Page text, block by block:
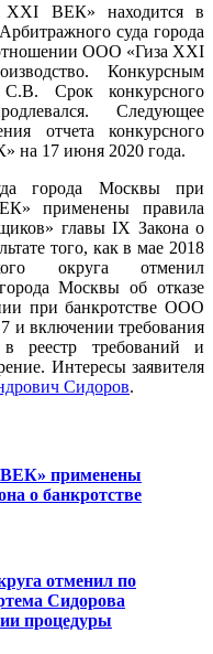
ВЕК» находится в
суда города
ООО «Гиза XXI
Конкурсным
Срок конкурсного
Следующее
отчета конкурсного
на 17 июня 2020 года.
города Москвы при
применены правила
главы IX Закона о
того, как в мае 2018
округа отменил
Москвы об отказе
при банкротстве ООО
и включении требования
реестр требований и
Интересы заявителя
Сидоров.
применены
о банкротстве
отменил по
Сидорова
процедуры